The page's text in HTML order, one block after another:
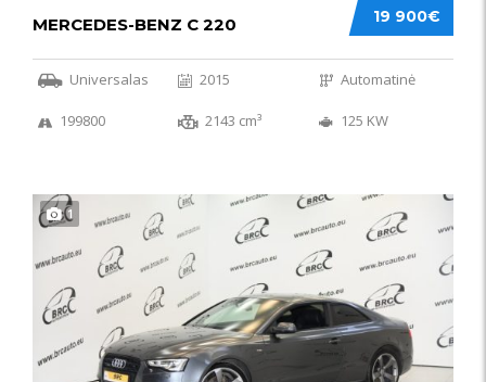
19 900€
MERCEDES-BENZ C 220
Universalas 2015 Automatinė
199800 2143 cm³ 125 KW
1